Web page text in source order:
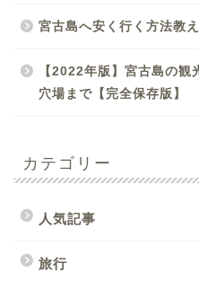
宮古島へ安く行く方法教
【2022年版】宮古島の
穴場まで【完全保存版】
カテゴリー
人気記事
旅行